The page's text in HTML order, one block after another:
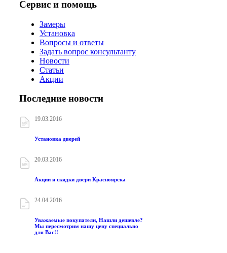
Сервис и помощь
Замеры
Установка
Вопросы и ответы
Задать вопрос консультанту
Новости
Статьи
Акции
Последние новости
19.03.2016
Установка дверей
20.03.2016
Акции и скидки двери Красноярска
24.04.2016
Уважаемые покупатели, Нашли дешевле?
Мы пересмотрим нашу цену специально
для Вас!!